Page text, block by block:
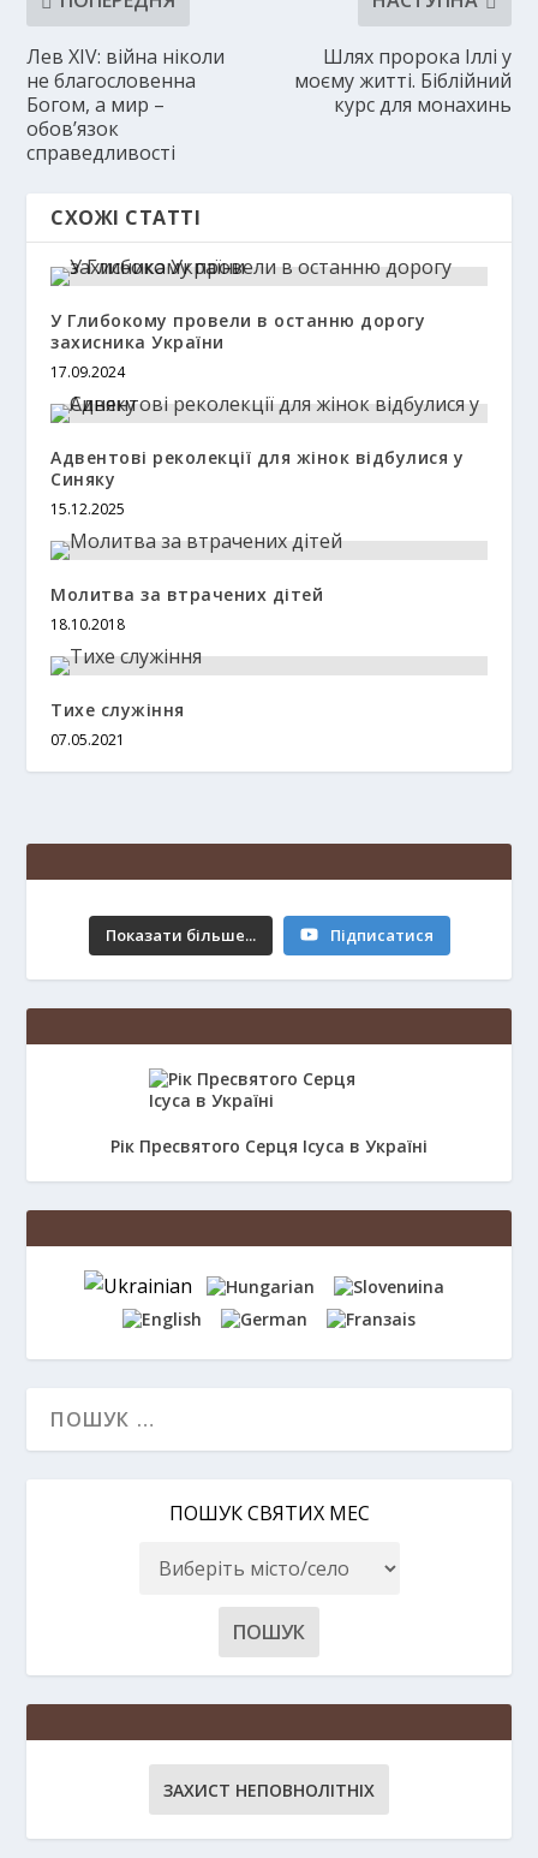
Лев XIV: війна ніколи
не благословенна
Богом, а мир –
обов’язок
справедливості
Шлях пророка Іллі у
моєму житті. Біблійний
курс для монахинь
СХОЖІ СТАТТІ
У Глибокому провели в останню дорогу
захисника України
17.09.2024
Адвентові реколекції для жінок відбулися у
Синяку
15.12.2025
Молитва за втрачених дітей
18.10.2018
Тихе служіння
07.05.2021
Urunk színeváltozása. 2026.08.06
2 hours ago
Показати більше... Підписатися
Рік Пресвятого Серця Ісуса в Україні
ПОШУК СВЯТИХ МЕС
ЗАХИСТ НЕПОВНОЛІТНІХ